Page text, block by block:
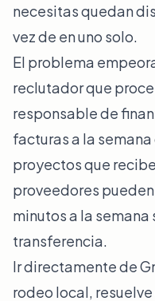
necesitas quedan
vez de en uno solo.
El problema
reclutador que
responsable de
facturas a la
proyectos que
proveedores
minutos a la
transferencia.
Ir directamente de
rodeo local,